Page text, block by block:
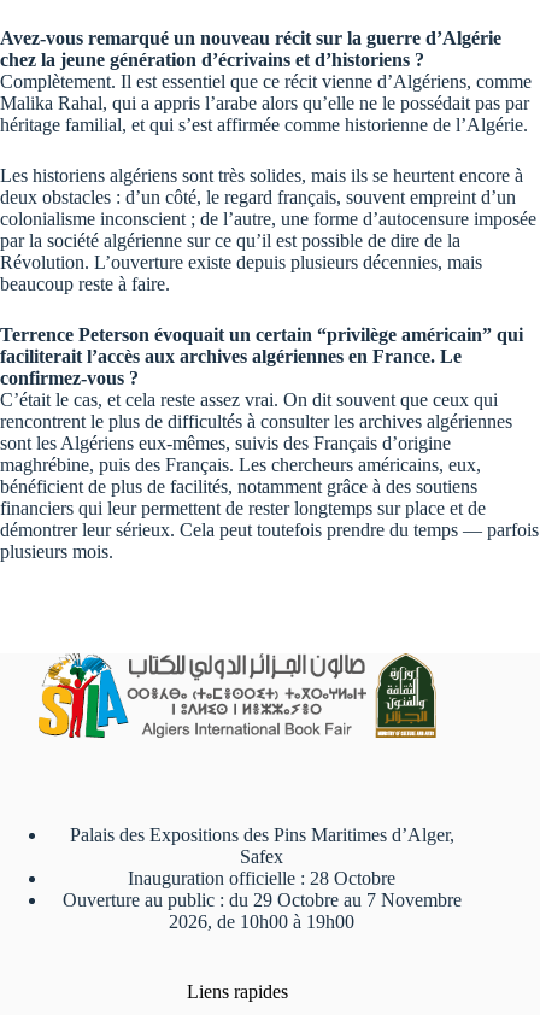
Avez-vous remarqué un nouveau récit sur la guerre d’Algérie
chez la jeune génération d’écrivains et d’historiens ?
Complètement. Il est essentiel que ce récit vienne d’Algériens, comme
Malika Rahal, qui a appris l’arabe alors qu’elle ne le possédait pas par
héritage familial, et qui s’est affirmée comme historienne de l’Algérie.
Les historiens algériens sont très solides, mais ils se heurtent encore à
deux obstacles : d’un côté, le regard français, souvent empreint d’un
colonialisme inconscient ; de l’autre, une forme d’autocensure imposée
par la société algérienne sur ce qu’il est possible de dire de la
Révolution. L’ouverture existe depuis plusieurs décennies, mais
beaucoup reste à faire.
Terrence Peterson évoquait un certain “privilège américain” qui
faciliterait l’accès aux archives algériennes en France. Le
confirmez-vous ?
C’était le cas, et cela reste assez vrai. On dit souvent que ceux qui
rencontrent le plus de difficultés à consulter les archives algériennes
sont les Algériens eux-mêmes, suivis des Français d’origine
maghrébine, puis des Français. Les chercheurs américains, eux,
bénéficient de plus de facilités, notamment grâce à des soutiens
financiers qui leur permettent de rester longtemps sur place et de
démontrer leur sérieux. Cela peut toutefois prendre du temps — parfois
plusieurs mois.
Palais des Expositions des Pins Maritimes d’Alger,
Safex
Inauguration officielle : 28 Octobre
Ouverture au public : du 29 Octobre au 7 Novembre
2026, de 10h00 à 19h00
Liens rapides